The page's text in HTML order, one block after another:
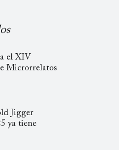
el XIV
Microrrelatos
Jigger
ya tiene